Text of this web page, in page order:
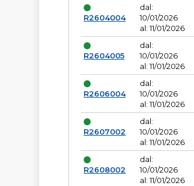
R2604004
dal:
10/01/2026
al: 11/01/2026
R2604005
dal:
10/01/2026
al: 11/01/2026
R2606004
dal:
10/01/2026
al: 11/01/2026
R2607002
dal:
10/01/2026
al: 11/01/2026
R2608002
dal:
10/01/2026
al: 11/01/2026